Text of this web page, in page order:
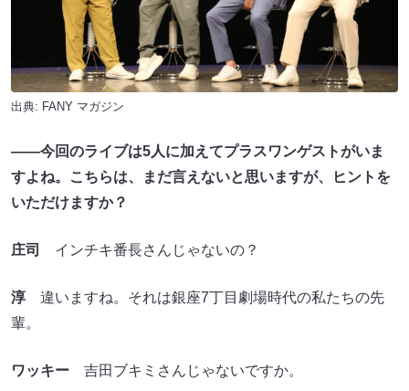
出典: FANY マガジン
――今回のライブは5人に加えてプラスワンゲストがいま
すよね。こちらは、まだ言えないと思いますが、ヒントを
いただけますか？
庄司 インチキ番長さんじゃないの？
淳 違いますね。それは銀座7丁目劇場時代の私たちの先
輩。
ワッキー 吉田ブキミさんじゃないですか。